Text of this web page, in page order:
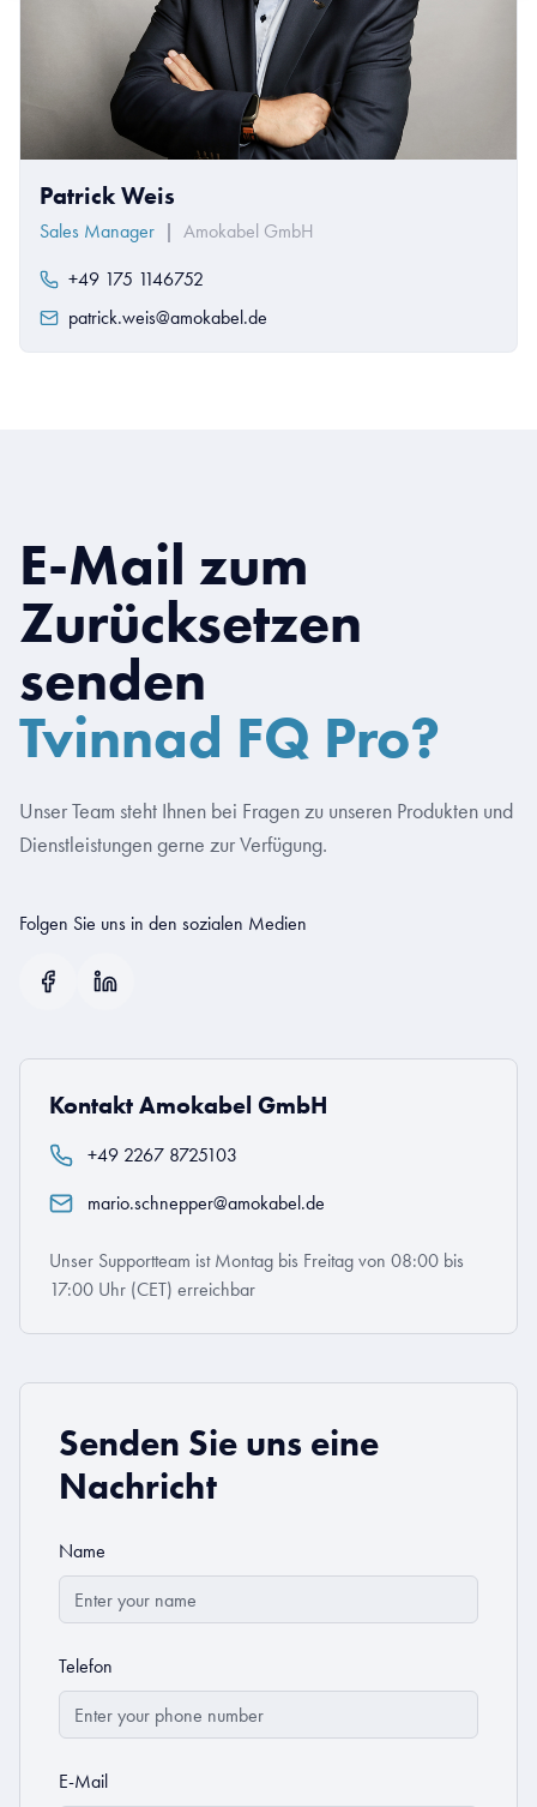
Patrick Weis
Sales Manager | Amokabel GmbH
+49 175 1146752
patrick.weis@amokabel.de
E-Mail zum
Zurücksetzen
senden
Tvinnad FQ Pro?
Unser Team steht Ihnen bei Fragen zu unseren Produkten und
Dienstleistungen gerne zur Verfügung.
Folgen Sie uns in den sozialen Medien
Kontakt Amokabel GmbH
+49 2267 8725103
mario.schnepper@amokabel.de
Unser Supportteam ist Montag bis Freitag von 08:00 bis
17:00 Uhr (CET) erreichbar
Senden Sie uns eine
Nachricht
Name
Telefon
E-Mail